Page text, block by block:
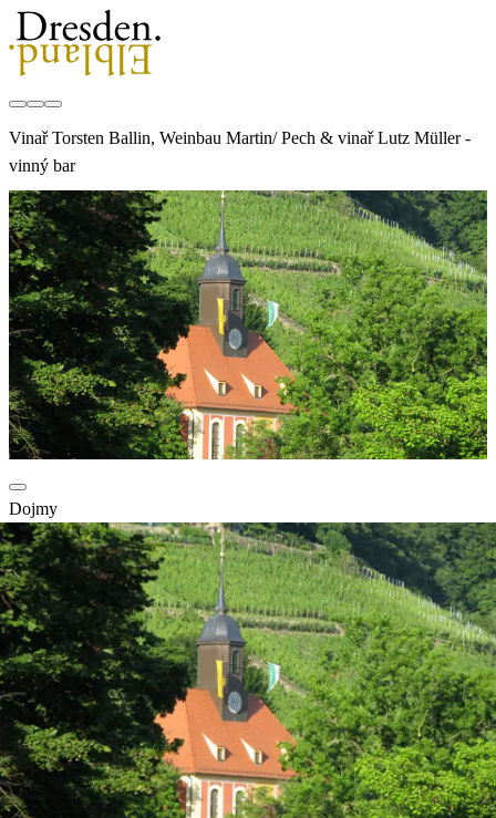
Vinař Torsten Ballin, Weinbau Martin/ Pech & vinař Lutz Müller -
vinný bar
Dojmy